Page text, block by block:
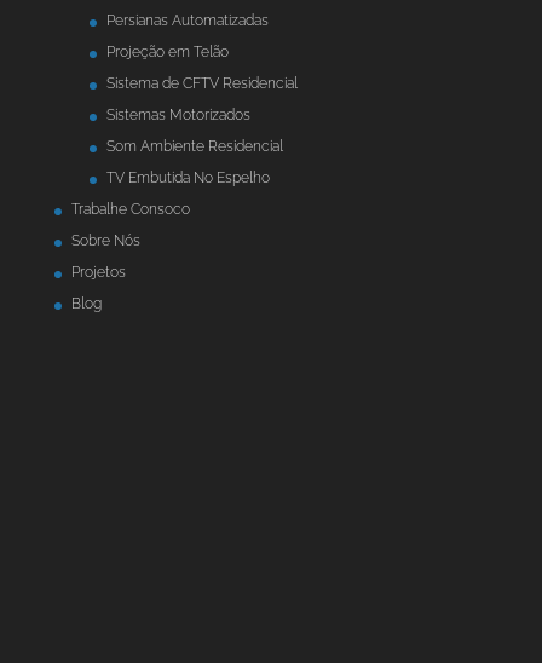
Persianas Automatizadas
Projeção em Telão
Sistema de CFTV Residencial
Sistemas Motorizados
Som Ambiente Residencial
TV Embutida No Espelho
Trabalhe Consoco
Sobre Nós
Projetos
Blog